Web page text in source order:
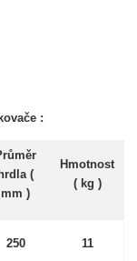
:
(
mm )
Hmotnost
( kg )
250 11